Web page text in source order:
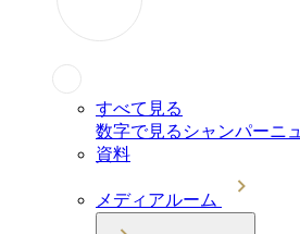
すべて見る
数字で見るシャンパーニュ
資料
メディアルーム